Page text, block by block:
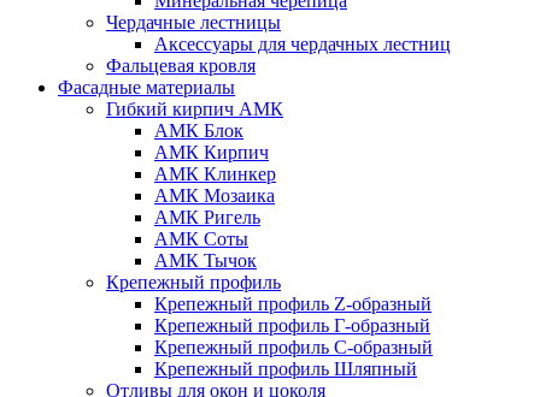
Чердачные лестницы
Аксессуары для чердачных лестниц
Фальцевая кровля
Фасадные материалы
Гибкий кирпич АМК
АМК Блок
АМК Кирпич
АМК Клинкер
АМК Мозаика
АМК Ригель
АМК Соты
АМК Тычок
Крепежный профиль
Крепежный профиль Z-образный
Крепежный профиль Г-образный
Крепежный профиль С-образный
Крепежный профиль Шляпный
Отливы для окон и цоколя